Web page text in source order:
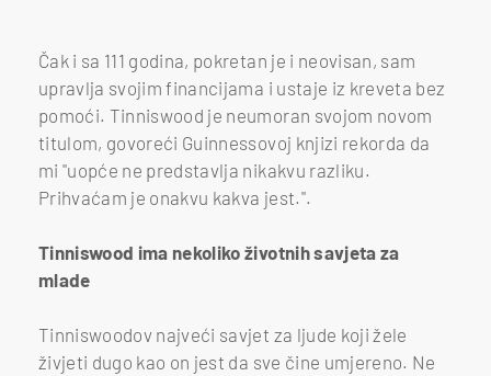
Čak i sa 111 godina, pokretan je i neovisan, sam
upravlja svojim financijama i ustaje iz kreveta bez
pomoći. Tinniswood je neumoran svojom novom
titulom, govoreći Guinnessovoj knjizi rekorda da
mi "uopće ne predstavlja nikakvu razliku.
Prihvaćam je onakvu kakva jest.".
Tinniswood ima nekoliko životnih savjeta za
mlade
Tinniswoodov najveći savjet za ljude koji žele
živjeti dugo kao on jest da sve čine umjereno. Ne